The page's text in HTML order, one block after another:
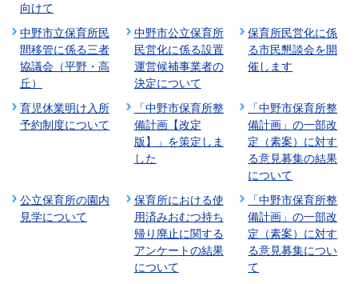
向けて
中野市立保育所民
間移管に係る三者
協議会（平野・高
丘）
中野市公立保育所
民営化に係る設置
運営候補事業者の
決定について
保育所民営化に係
る市民懇談会を開
催します
育児休業明け入所
予約制度について
「中野市保育所整
備計画【改定
版】」を策定しま
した
「中野市保育所整
備計画」の一部改
定（素案）に対す
る意見募集の結果
について
公立保育所の園内
見学について
保育所における使
用済みおむつ持ち
帰り廃止に関する
アンケートの結果
について
「中野市保育所整
備計画」の一部改
定（素案）に対す
る意見募集につい
て